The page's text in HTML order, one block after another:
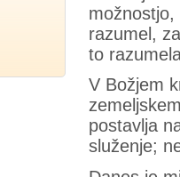
razumel,
to
V Božjem
postavlja
služenje;